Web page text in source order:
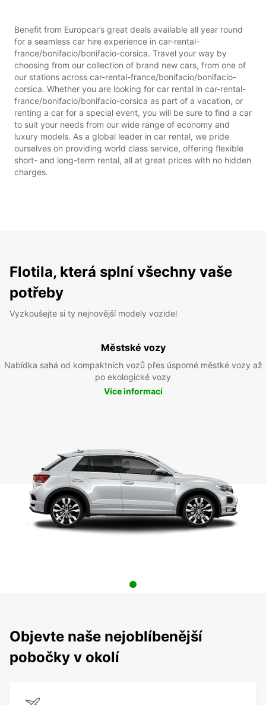
Benefit from Europcar’s great deals available all year round
for a seamless car hire experience in car-rental-
france/bonifacio/bonifacio-corsica. Travel your way by
choosing from our collection of brand new cars, from one of
our stations across car-rental-france/bonifacio/bonifacio-
corsica. Whether you are looking for car rental in car-rental-
france/bonifacio/bonifacio-corsica as part of a vacation, or
renting a car for a special event, you will be sure to find a car
to suit your needs from our wide range of economy and
luxury models. As a global leader in car rental, we pride
ourselves on providing world class service, offering flexible
short- and long-term rental, all at great prices with no hidden
charges.
Flotila, která splní všechny vaše
potřeby
Vyzkoušejte si ty nejnovější modely vozidel
Městské vozy
Nabídka sahá od kompaktních vozů přes úsporné městké vozy až
po ekologické vozy
Více informací
Objevte naše nejoblíbenější
pobočky v okolí